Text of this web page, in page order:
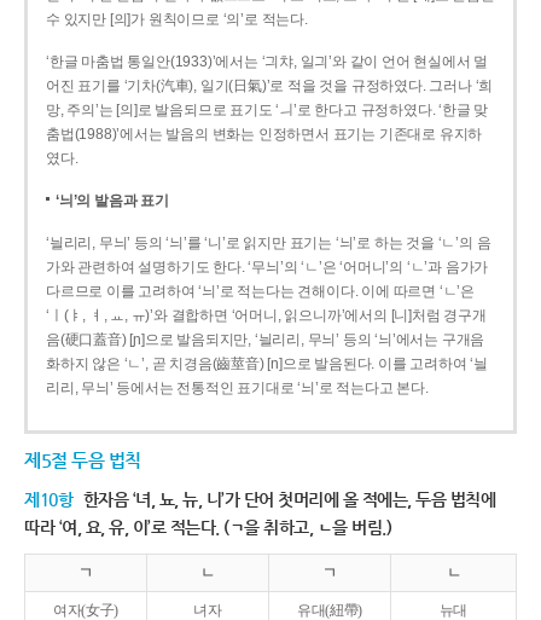
수 있지만 [의]가 원칙이므로 ‘의’로 적는다.
‘한글 마춤법 통일안(1933)’에서는 ‘긔챠, 일긔’와 같이 언어 현실에서 멀
어진 표기를 ‘기차(汽車), 일기(日氣)’로 적을 것을 규정하였다. 그러나 ‘희
망, 주의’는 [의]로 발음되므로 표기도 ‘ㅢ’로 한다고 규정하였다. ‘한글 맞
춤법(1988)’에서는 발음의 변화는 인정하면서 표기는 기존대로 유지하
였다.
‘늬’의 발음과 표기
‘늴리리, 무늬’ 등의 ‘늬’를 ‘니’로 읽지만 표기는 ‘늬’로 하는 것을 ‘ㄴ’의 음
가와 관련하여 설명하기도 한다. ‘무늬’의 ‘ㄴ’은 ‘어머니’의 ‘ㄴ’과 음가가
다르므로 이를 고려하여 ‘늬’로 적는다는 견해이다. 이에 따르면 ‘ㄴ’은
‘ㅣ(ㅑ, ㅕ, ㅛ, ㅠ)’와 결합하면 ‘어머니, 읽으니까’에서의 [니]처럼 경구개
음(硬口蓋音) [ɲ]으로 발음되지만, ‘늴리리, 무늬’ 등의 ‘늬’에서는 구개음
화하지 않은 ‘ㄴ’, 곧 치경음(齒莖音) [n]으로 발음된다. 이를 고려하여 ‘늴
리리, 무늬’ 등에서는 전통적인 표기대로 ‘늬’로 적는다고 본다.
제5절 두음 법칙
제10항 한자음 ‘녀, 뇨, 뉴, 니’가 단어 첫머리에 올 적에는, 두음 법칙에
따라 ‘여, 요, 유, 이’로 적는다. (ㄱ을 취하고, ㄴ을 버림.)
ㄱ ㄴ ㄱ ㄴ
여자(女子) 녀자 유대(紐帶) 뉴대